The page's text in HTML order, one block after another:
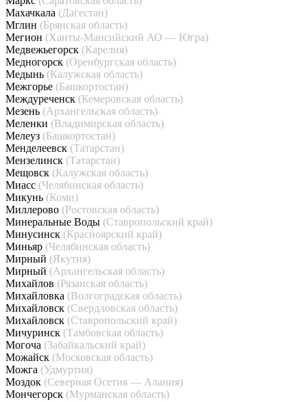
Махачкала (Дагестан)
Мглин (Брянская область)
Мегион (Ханты-Мансийский АО — Югра)
Медвежьегорск (Карелия)
Медногорск (Оренбургская область)
Медынь (Калужская область)
Межгорье (Башкортостан)
Междуреченск (Кемеровская область)
Мезень (Архангельская область)
Меленки (Владимирская область)
Мелеуз (Башкортостан)
Менделеевск (Татарстан)
Мензелинск (Татарстан)
Мещовск (Калужская область)
Миасс (Челябинская область)
Микунь (Коми)
Миллерово (Ростовская область)
Минеральные Воды (Ставропольский край)
Минусинск (Красноярский край)
Миньяр (Челябинская область)
Мирный (Якутия)
Мирный (Архангельская область)
Михайлов (Рязанская область)
Михайловка (Волгоградская область)
Михайловск (Свердловская область)
Михайловск (Ставропольский край)
Мичуринск (Тамбовская область)
Могоча (Забайкальский край)
Можайск (Московская область)
Можга (Удмуртия)
Моздок (Северная Осетия — Алания)
Мончегорск (Мурманская область)